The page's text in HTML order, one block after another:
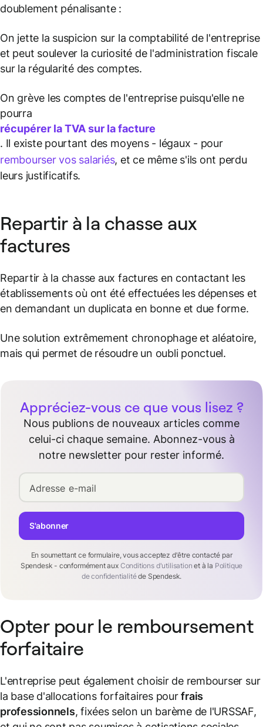
doublement pénalisante :
On jette la suspicion sur la comptabilité de l'entreprise
et peut soulever la curiosité de l'administration fiscale
sur la régularité des comptes.
On grève les comptes de l'entreprise puisqu'elle ne
pourra
récupérer la TVA sur la facture
. Il existe pourtant des moyens - légaux - pour
rembourser vos salariés, et ce même s'ils ont perdu
leurs justificatifs.
Repartir à la chasse aux
factures
Repartir à la chasse aux factures en contactant les
établissements où ont été effectuées les dépenses et
en demandant un duplicata en bonne et due forme.
Une solution extrêmement chronophage et aléatoire,
mais qui permet de résoudre un oubli ponctuel.
Appréciez-vous ce que vous lisez ?
Nous publions de nouveaux articles comme
celui-ci chaque semaine. Abonnez-vous à
notre newsletter pour rester informé.
Adresse e-mail
En soumettant ce formulaire, vous acceptez d'être contacté par
Spendesk - conformément aux Conditions d'utilisation et à la Politique
de confidentialitéde Spendesk.
S'abonner
Opter pour le remboursement
forfaitaire
L'entreprise peut également choisir de rembourser sur
la base d'allocations forfaitaires pourfrais
professionnels, fixées selon un barème de l'URSSAF,